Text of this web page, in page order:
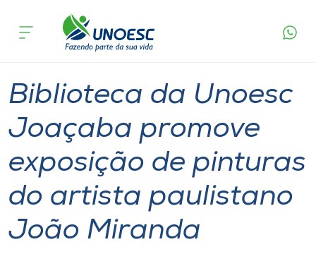
Cursos
Pesquisa
Atendimento ao Estudante
Portal de Ensino
acontece
Miranda
Biblioteca da Unoesc
Joaçaba promove
exposição de pinturas
do artista paulistano
João Miranda